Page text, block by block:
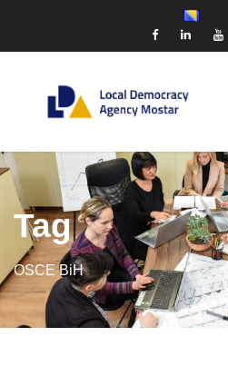
Tag
OSCE BiH